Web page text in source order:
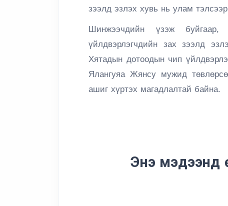
зээлд эзлэх хувь нь улам
Шинжээчдийн үзэж
үйлдвэрлэгчдийн зах зээлд
Хятадын дотоодын чип
Ялангуяа Жянсу мужид
ашиг хүртэх магадлалтай байна.
Энэ мэдээнд